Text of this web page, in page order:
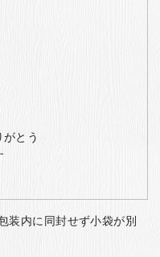
とう
装内に同封せず小袋が別